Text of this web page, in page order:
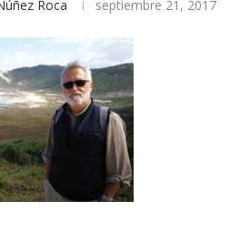
Roca septiembre 21, 2017